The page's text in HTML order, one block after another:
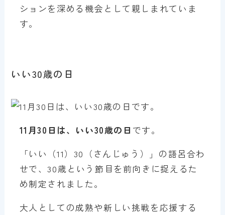
ションを深める機会として親しまれていま
す。
いい30歳の日
11月30日は、いい30歳の日 です。
「いい（11）30（さんじゅう）」の語呂合わ
せで、30歳という節目を前向きに捉えるた
め制定されました。
大人としての成熟や新しい挑戦を応援する